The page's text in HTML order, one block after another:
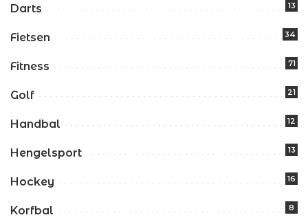
Darts 13
Fietsen 34
Fitness 71
Golf 21
Handbal 12
Hengelsport 13
Hockey 16
Korfbal 8